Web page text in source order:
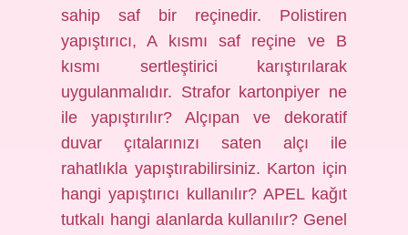
sahip saf bir reçinedir. Polistiren
yapıştırıcı, A kısmı saf reçine ve B
kısmı sertleştirici karıştırılarak
uygulanmalıdır. Strafor kartonpiyer ne
ile yapıştırılır? Alçıpan ve dekoratif
duvar çıtalarınızı saten alçı ile
rahatlıkla yapıştırabilirsiniz. Karton için
hangi yapıştırıcı kullanılır? APEL kağıt
tutkalı hangi alanlarda kullanılır? Genel